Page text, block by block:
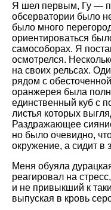
Я шел первым, Гу —
обсерватории было
было много
ориентироваться
самособорах. Я
осмотрелся.
на своих рельсах.
рядом с
оранжерея была
единственный куб с
листья которых
Раздражающее
но было очевидно,
окружение, а сидит в
Меня обуяла
реагировал на
и не привыкший к
выпуская в кровь